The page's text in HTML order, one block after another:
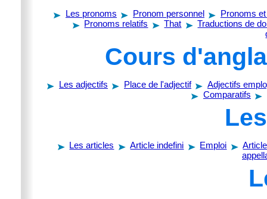
Les pronoms Pronom personnel
Pronoms
Pronoms relatifs
That
Traductions de
Cours
Les adjectifs Place de l'adjectif
Adjectifs
Comparatifs
Les articles Article indefini Emploi